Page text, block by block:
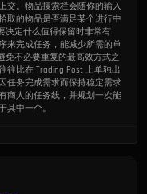
交。物品搜索栏会随你的输入
取的物品是否满足某个进行中
决定什么值得保留时非常有
来完成任务，能减少所需的单
免不必要重复的最高效方式之
往比在 Trading Post 上单独出
任务完成需求而保持稳定需求
商人的任务线，并规划一次能
其中一个。